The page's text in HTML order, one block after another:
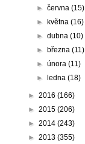
►června(15)
► května(16)
►dubna(10)
► března(11)
►února(11)
►
ledna(18)
► 2016 (166)
► 2015 (206)
► 2014 (243)
► 2013 (355)